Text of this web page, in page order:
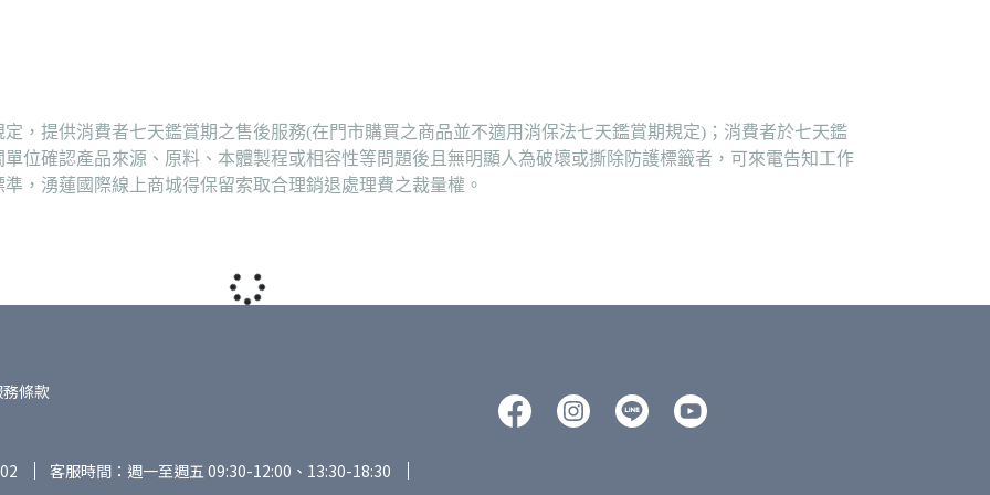
，提供消費者七天鑑賞期之售後服務(在門市購買之商品並不適用消保法七天鑑賞期規定)；消費者於七天鑑
位確認產品來源、原料、本體製程或相容性等問題後且無明顯人為破壞或撕除防護標籤者，可來電告知工作
，湧蓮國際線上商城得保留索取合理銷退處理費之裁量權。
條款
客服時間：週一至週五 09:30-12:00、13:30-18:30